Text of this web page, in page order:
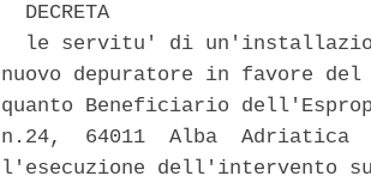
  DECRETA
le servitu' di
nuovo depuratore in favore
quanto Beneficiario
n.24,  64011  Alba
l'esecuzione dell'intervento